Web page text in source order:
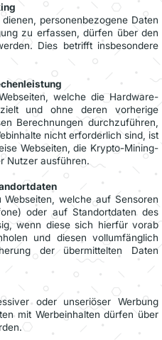
personenbezogene Daten
zu erfassen, dürfen über den
Dies betrifft insbesondere
welche die Hardware-
und ohne deren vorherige
Berechnungen durchzuführen,
nicht erforderlich sind, ist
Webseiten, die Krypto-Mining-
Nutzer ausführen.
welche auf Sensoren
oder auf Standortdaten des
wenn diese sich hierfür vorab
und diesen vollumfänglich
der übermittelten Daten
oder unseriöser Werbung
mit Werbeinhalten dürfen über